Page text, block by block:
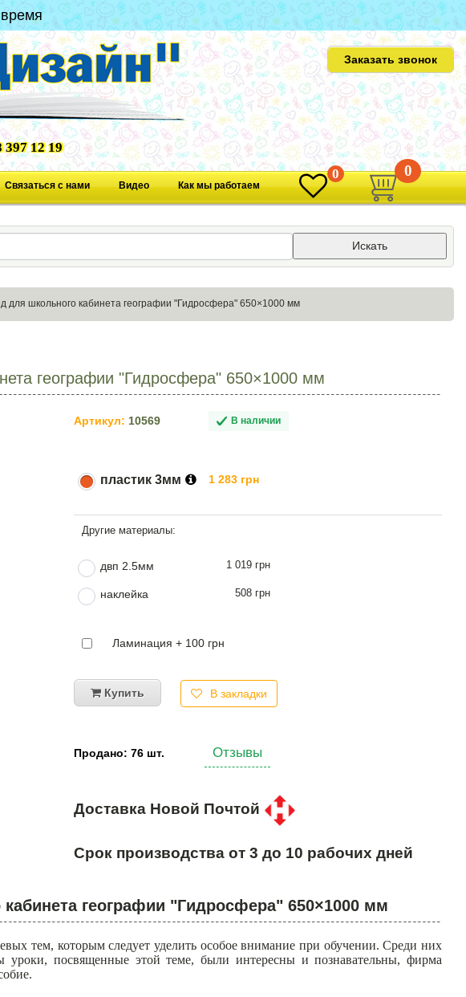
Заказать звонок
397 12 19
Связаться с нами Видео Как мы работаем
0 0
Искать
для школьного кабинета географии "Гидросфера" 650×1000 мм
географии "Гидросфера" 650×1000 мм
Артикул: 10569 В наличии
пластик 3мм 1 283 грн
двп 2.5мм 1 019 грн
наклейка 508 грн
Ламинация + 100 грн
Купить В закладки
Продано: 76 шт. Отзывы
Доставка Новой Почтой
Срок производства от 3 до 10 рабочих дней
географии "Гидросфера" 650×1000 мм
тем, которым следует уделить особое внимание при обучении. Среди них
уроки, посвященные этой теме, были интересны и познавательны, фирма